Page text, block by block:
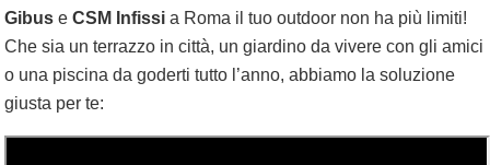
Gibus eCSM Infissi a Roma il tuo outdoor non ha più limiti!
Che sia un terrazzo in città, un giardino da vivere con gli amici
o una piscina da goderti tutto l’anno, abbiamo la soluzione
giusta per te: